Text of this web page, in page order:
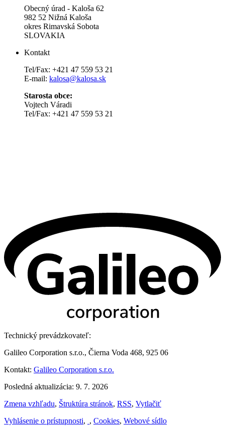
Obecný úrad - Kaloša 62
982 52 Nižná Kaloša
okres Rimavská Sobota
SLOVAKIA
Kontakt
Tel/Fax: +421 47 559 53 21
E-mail: kalosa@kalosa.sk
Starosta obce:
Vojtech Váradi
Tel/Fax: +421 47 559 53 21
Technický prevádzkovateľ:
Galileo Corporation s.r.o., Čierna Voda 468, 925 06
Kontakt: Galileo Corporation s.r.o.
Posledná aktualizácia: 9. 7. 2026
Zmena vzhľadu, Štruktúra stránok, RSS, Vytlačiť
Vyhlásenie o prístupnosti, , Cookies, Webové sídlo